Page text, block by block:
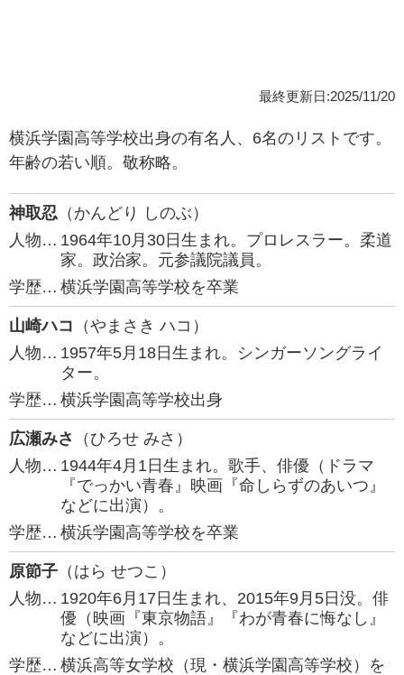
最終更新日:2025/11/20
横浜学園高等学校出身の有名人、6名のリストです。
年齢の若い順。敬称略。
神取忍 （かんどり しのぶ）
人物… 1964年10月30日生まれ。プロレスラー。柔道
家。政治家。元参議院議員。
学歴… 横浜学園高等学校を卒業
山崎ハコ （やまさき ハコ）
人物… 1957年5月18日生まれ。シンガーソングライ
ター。
学歴… 横浜学園高等学校出身
広瀬みさ
（ひろせ みさ）
人物… 1944年4月1日生まれ。歌手、俳優（ドラマ
『でっかい青春』映画『命しらずのあいつ』
などに出演）。
学歴… 横浜学園高等学校を卒業
原節子 （はら せつこ）
人物… 1920年6月17日生まれ、2015年9月5日没。俳
優（映画『東京物語』『わが青春に悔なし』
などに出演）。
学歴… 横浜高等女学校（現・横浜学園高等学校）を